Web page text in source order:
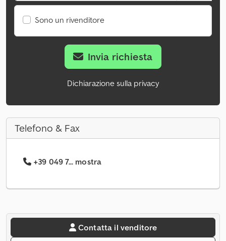
Sono un rivenditore
Invia richiesta
Dichiarazione sulla privacy
Telefono & Fax
+39 049 7... mostra
Contatta il venditore